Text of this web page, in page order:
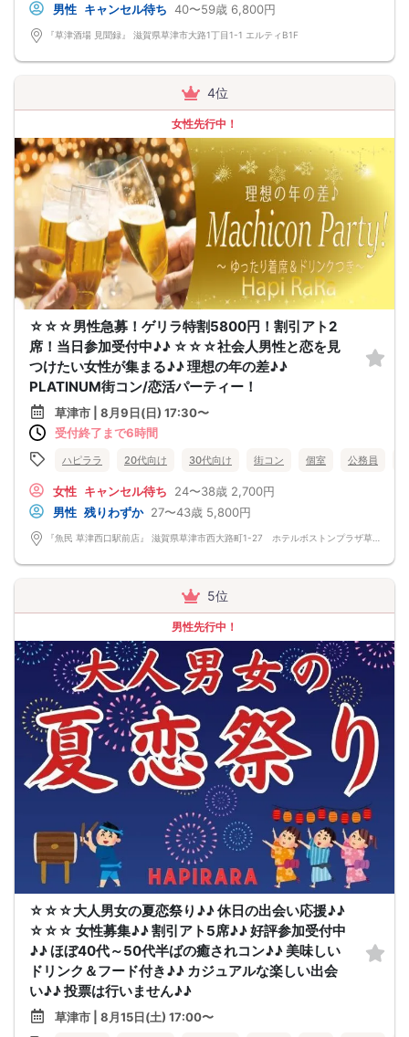
男性 キャンセル待ち 40〜59歳 6,800円
『草津酒場 見聞録』 滋賀県草津市大路1丁目1-1 エルティB1F
4位
女性先行中！
☆☆☆男性急募！ゲリラ特割5800円！割引アト2
席！当日参加受付中♪♪ ☆☆☆社会人男性と恋を見
つけたい女性が集まる♪♪ 理想の年の差♪♪
PLATINUM街コン/恋活パーティー！
草津市 | 8月9日(日) 17:30〜
受付終了まで6時間
ハピララ 20代向け 30代向け 街コン 個室 公務員
女性 キャンセル待ち 24〜38歳 2,700円
男性 残りわずか 27〜43歳 5,800円
5位
男性先行中！
☆☆☆大人男女の夏恋祭り♪♪ 休日の出会い応援♪♪
☆☆☆ 女性募集♪♪ 割引アト5席♪♪ 好評参加受付中
♪♪ ほぼ40代～50代半ばの癒されコン♪♪ 美味しい
ドリンク＆フード付き♪♪ カジュアルな楽しい出会
い♪♪ 投票は行いません♪♪
草津市 | 8月15日(土) 17:00〜